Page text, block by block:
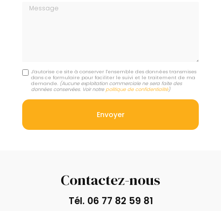
Message
J'autorise ce site à conserver l'ensemble des données transmises
dans ce formulaire pour faciliter le suivi et le traitement de ma
demande. (Aucune exploitation commerciale ne sera faite des
données conservées. Voir notrepolitique de confidentialité)
Contactez-nous
Tél. 06 77 82 59 81